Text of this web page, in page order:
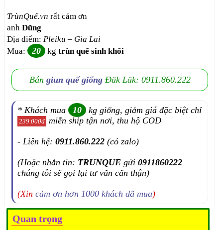
TrùnQuế.vn rất cảm ơn
anhDũng
Địa điểm: Pleiku – Gia Lai
Mua: 20 kgtrùn quế sinh khối
Bán giun quế giốngĐắk Lắk: 0911.860.222
* Khách mua 10 kg giống, giảm giá đặc biệt chỉ
239.000đ miễn ship tận nơi, thu hộ COD
- Liên hệ:0911.860.222 (có zalo)
(Hoặc nhắn tin: TRUNQUE gửi0911860222
chúng tôi sẽ gọi lại tư vấn cẩn thận)
(Xincảm ơn hơn 1000 khách đã mua)
Quan trọng